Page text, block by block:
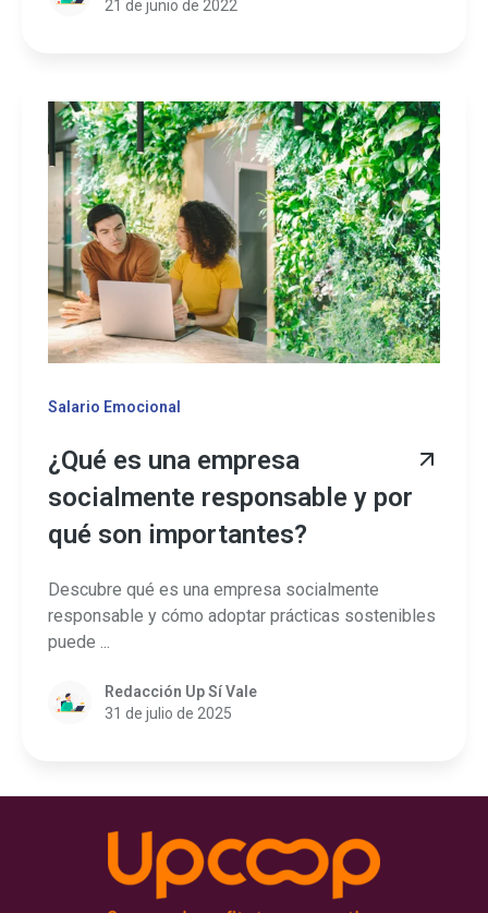
21 de junio de 2022
Salario Emocional
¿Qué es una empresa
socialmente responsable y por
qué son importantes?
Descubre qué es una empresa socialmente
responsable y cómo adoptar prácticas sostenibles
puede ...
Redacción Up Sí Vale
31 de julio de 2025